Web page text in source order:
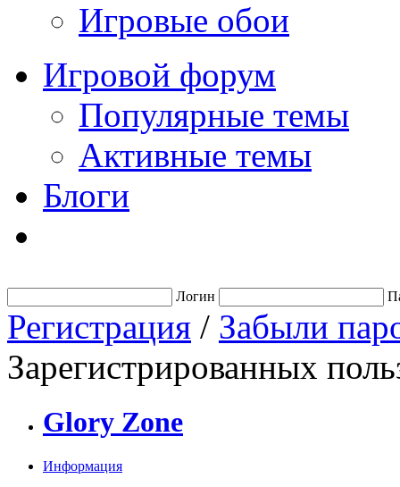
Игровые обои
Игровой форум
Популярные темы
Активные темы
Блоги
Логин
Регистрация / Забыли
Зарегистрированных
Glory Zone
Информация